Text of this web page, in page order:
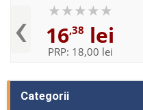
Categorii
‹ 16,38 lei
PRP: 18,00 lei